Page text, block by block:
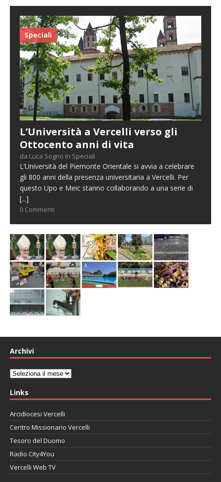
Speciali
L’Università a Vercelli verso gli
Ottocento anni di vita
da Luca Sogno in Speciali
L’Università del Piemonte Orientale si avvia a celebrare
gli 800 anni della presenza universitaria a Vercelli. Per
questo Upo e Meic stanno collaborando a una serie di
[...]
0 Commenti
Archivi
Archivi
Links
Arcidiocesi Vercelli
Centro Missionario Vercelli
Tesoro del Duomo
Radio City4You
Vercelli Web TV